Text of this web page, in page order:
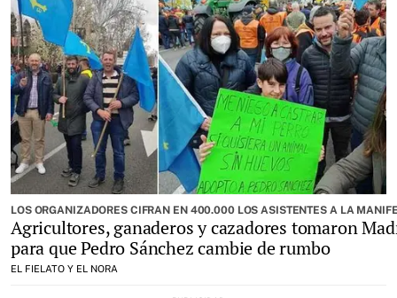
LOS ORGANIZADORES CIFRAN EN 400.000 LOS ASISTENTES A LA
Agricultores, ganaderos y cazadores tomaron
para que Pedro Sánchez cambie de rumbo
EL FIELATO Y EL NORA